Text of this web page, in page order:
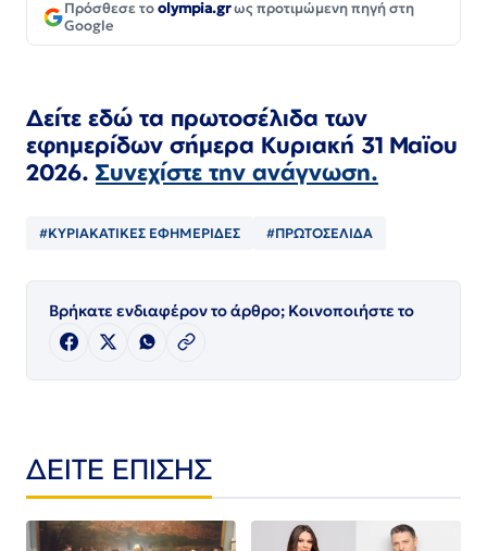
Πρόσθεσε τοolympia.grως προτιμώμενη πηγή στη
Google
Δείτε εδώ τα πρωτοσέλιδα των
εφημερίδων σήμερα Κυριακή 31 Μαϊου
2026. Συνεχίστε την ανάγνωση.
#ΚΥΡΙΑΚΑΤΙΚΕΣ ΕΦΗΜΕΡΙΔΕΣ #ΠΡΩΤΟΣΕΛΙΔΑ
Βρήκατε ενδιαφέρον το άρθρο; Κοινοποιήστε το
ΔΕΙΤΕ ΕΠΙΣΗΣ